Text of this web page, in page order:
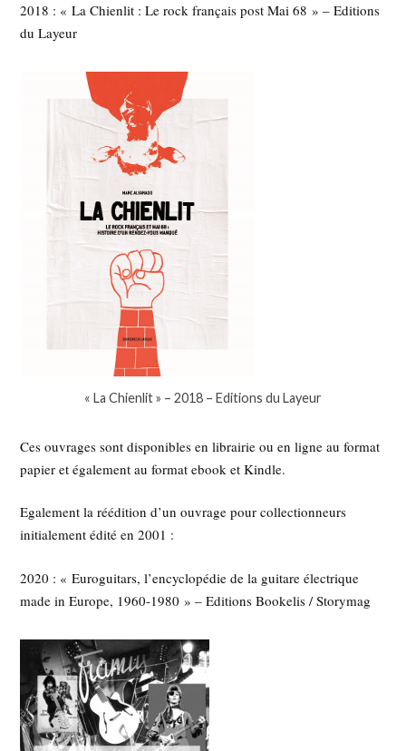
2018 : « La Chienlit : Le rock français post Mai 68 » – Editions
du Layeur
« La Chienlit » – 2018 – Editions du Layeur
Ces ouvrages sont disponibles en librairie ou en ligne au format
papier et également au format ebook et Kindle.
Egalement la réédition d’un ouvrage pour collectionneurs
initialement édité en 2001 :
2020 : « Euroguitars, l’encyclopédie de la guitare électrique
made in Europe, 1960-1980 » – Editions Bookelis / Storymag